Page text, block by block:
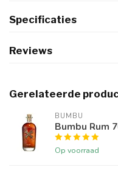
Specificaties
Reviews
Gerelateerde
BUMBU
Bumbu Rum
Op voorraad